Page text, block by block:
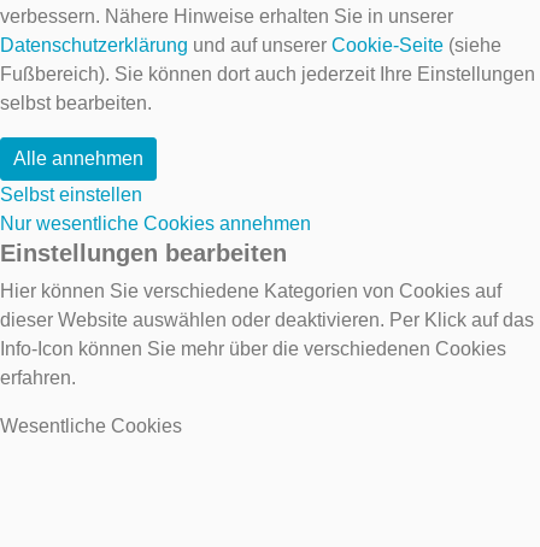
verbessern. Nähere Hinweise erhalten Sie in unserer
Datenschutzerklärung und auf unserer Cookie-Seite (siehe
Fußbereich). Sie können dort auch jederzeit Ihre Einstellungen
selbst bearbeiten.
Alle annehmen
Selbst einstellen
Nur wesentliche Cookies annehmen
Einstellungen bearbeiten
Hier können Sie verschiedene Kategorien von Cookies auf
dieser Website auswählen oder deaktivieren. Per Klick auf das
Info-Icon können Sie mehr über die verschiedenen Cookies
erfahren.
Wesentliche Cookies